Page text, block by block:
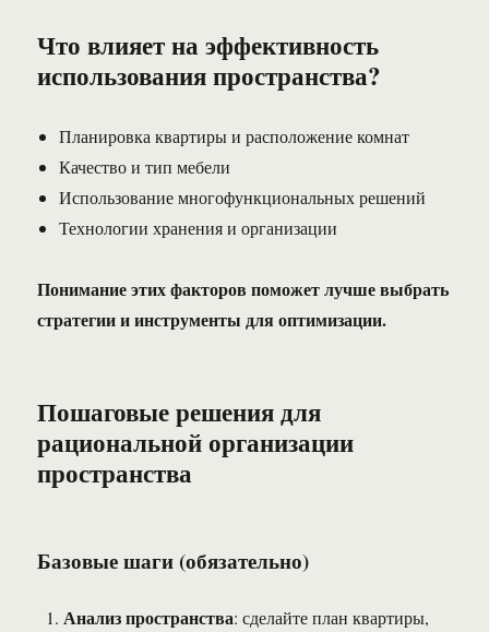
Что влияет на эффективность
использования пространства?
Планировка квартиры и расположение комнат
Качество и тип мебели
Использование многофункциональных решений
Технологии хранения и организации
Понимание этих факторов поможет лучше выбрать
стратегии и инструменты для оптимизации.
Пошаговые решения для
рациональной организации
пространства
Базовые шаги (обязательно)
Анализ пространства: сделайте план квартиры,